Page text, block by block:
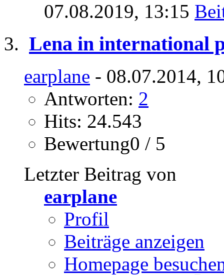
07.08.2019, 13:15
Lena in international
earplane - 08.07.2014,
Antworten: 2
Hits: 24.543
Bewertung0 / 5
Letzter Beitrag von
earplane
Profil
Beiträge anzeigen
Homepage